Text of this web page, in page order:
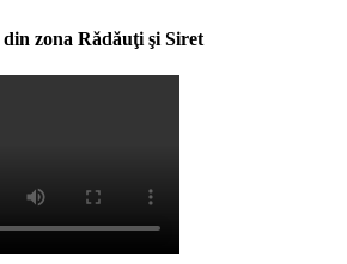
zona Rădăuţi şi Siret